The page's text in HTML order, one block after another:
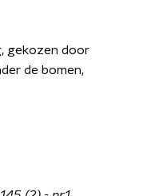
gekozen door
de bomen,